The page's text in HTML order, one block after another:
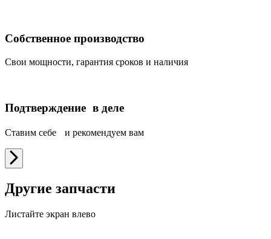
Собственное производство
Свои мощности, гарантия сроков и наличия
Подтверждение в деле
Ставим себе и рекомендуем вам
Другие запчасти
Листайте экран влево